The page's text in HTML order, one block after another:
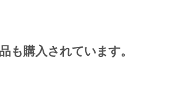
も購入されています。